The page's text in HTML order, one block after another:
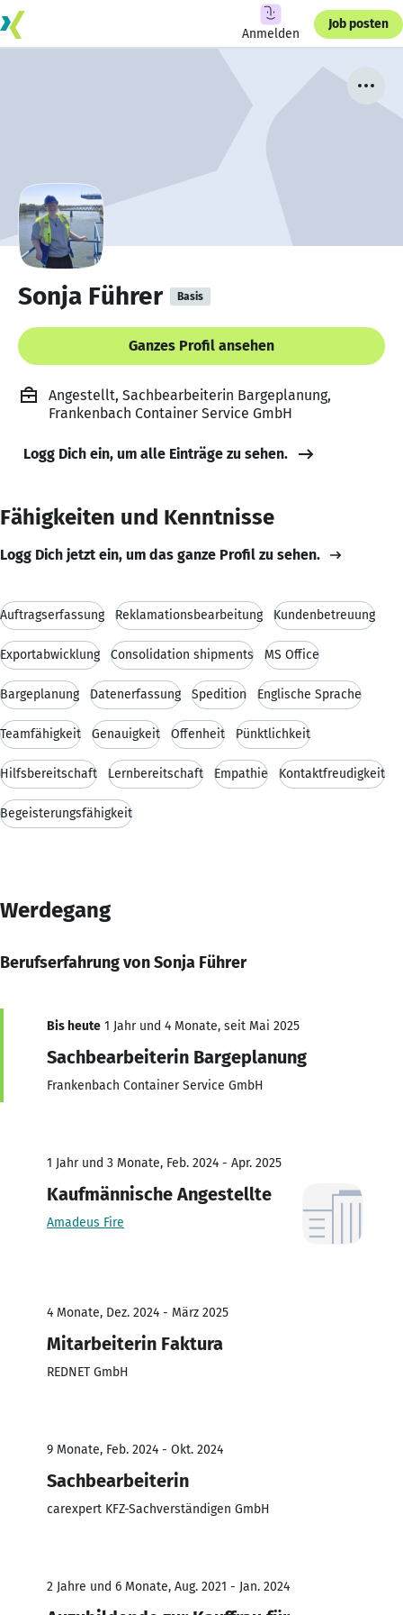
Anmelden
Job posten
Sonja Führer Basis
Ganzes Profil ansehen
Angestellt, Sachbearbeiterin Bargeplanung,
Frankenbach Container Service GmbH
Logg Dich ein, um alle Einträge zu sehen.
Fähigkeiten und Kenntnisse
Logg Dich jetzt ein, um das ganze Profil zu sehen.
Auftragserfassung Reklamationsbearbeitung Kundenbetreuung
Exportabwicklung Consolidation shipments MS Office
Bargeplanung Datenerfassung Spedition Englische Sprache
Teamfähigkeit Genauigkeit Offenheit Pünktlichkeit
Hilfsbereitschaft Lernbereitschaft Empathie Kontaktfreudigkeit
Begeisterungsfähigkeit
Werdegang
Berufserfahrung von Sonja Führer
Bis heute 1 Jahr und 4 Monate, seit Mai 2025
Sachbearbeiterin Bargeplanung
Frankenbach Container Service GmbH
1 Jahr und 3 Monate, Feb. 2024 - Apr. 2025
Kaufmännische Angestellte
Amadeus Fire
4 Monate, Dez. 2024 - März 2025
Mitarbeiterin Faktura
REDNET GmbH
9 Monate, Feb. 2024 - Okt. 2024
Sachbearbeiterin
carexpert KFZ-Sachverständigen GmbH
2 Jahre und 6 Monate, Aug. 2021 - Jan. 2024